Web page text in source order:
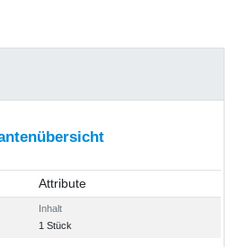
Attribute
Inhalt
1 Stück